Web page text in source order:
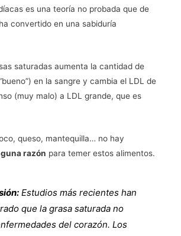
es una teoría no probada que de
convertido en una sabiduría
saturadas aumenta la cantidad de
en la sangre y cambia el LDL de
(muy malo) a LDL grande, que es
queso, mantequilla… no hay
razón para temer estos alimentos.
Estudios más recientes han
que la grasa saturada no
del corazón. Los